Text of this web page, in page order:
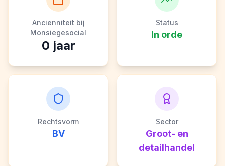
Ancienniteit bij
Monsiegesocial
0 jaar
Status
In orde
Rechtsvorm
BV
Sector
Groot- en
detailhandel